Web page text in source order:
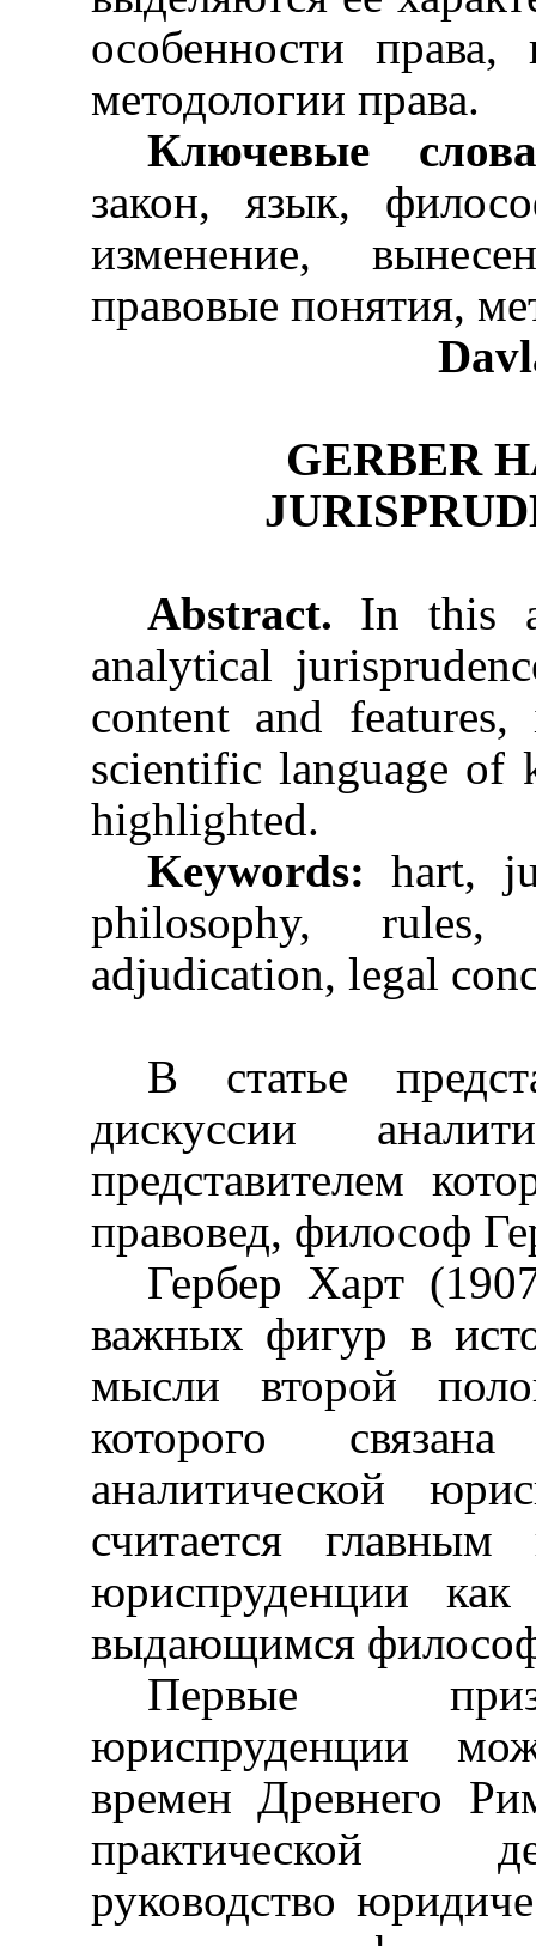
особенности права,
методологии права.
Ключевые
закон, язык,
изменение,
правовые понятия,
GERBER
Abstract. In this
analytical
content and
scientific language of
highlighted.
Keywords: hart,
philosophy, rules,
adjudication, legal
В статье
дискуссии
представителем
правовед, философ
Гербер Харт
важных фигур в
мысли второй
которого
аналитической
считается главным
юриспруденции
выдающимся
Первые
юриспруденции
времен Древнего
практической
руководство